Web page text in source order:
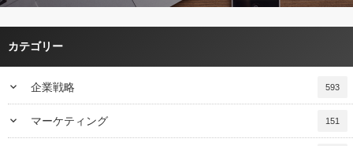
カテゴリー
keyboard_arrow_down 企業戦略 593
keyboard_arrow_down マーケティング 151